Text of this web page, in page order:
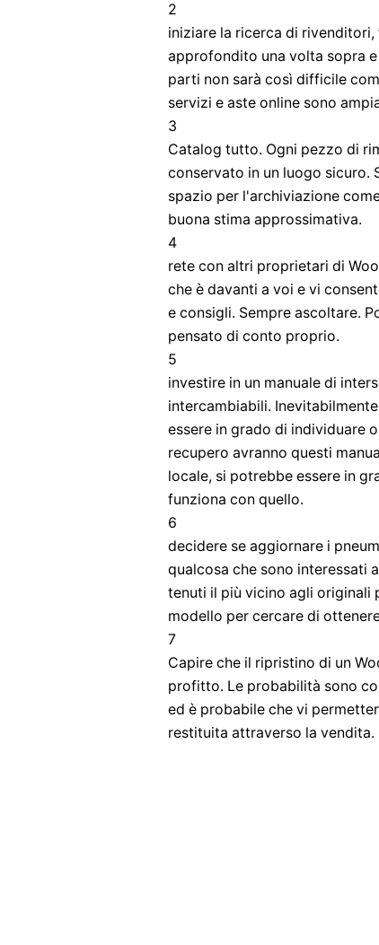
2
iniziare la ricerca di
approfondito una volta sopra
parti non sarà così difficile
servizi e aste online sono
3
Catalog tutto. Ogni pezzo di
conservato in un luogo sicuro.
spazio per l'archiviazione
buona stima approssimativa.
4
rete con altri proprietari di
che è davanti a voi e vi
e consigli. Sempre ascoltare.
pensato di conto proprio.
5
investire in un manuale di
intercambiabili.
essere in grado di individuare
recupero avranno questi
locale, si potrebbe essere in
funziona con quello.
6
decidere se aggiornare i
qualcosa che sono interessati
tenuti il ​​più vicino agli originali
modello per cercare di
7
Capire che il ripristino di un
profitto. Le probabilità sono
ed è probabile che vi
restituita attraverso la vendita.